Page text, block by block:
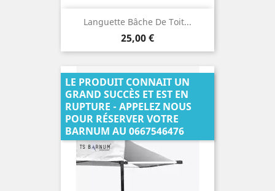
Languette Bâche De Toit...
Prix
25,00 €
LE PRODUIT CONNAIT UN
GRAND SUCCÈS ET EST EN
RUPTURE - APPELEZ NOUS
POUR RÉSERVER VOTRE
BARNUM AU 0667546476